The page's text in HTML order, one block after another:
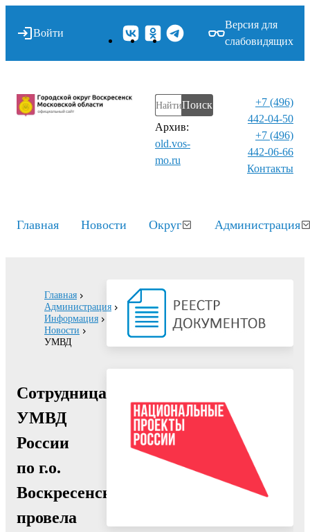
Войти
Версия для
слабовидящих
Поиск
Архив:
old.vos-
mo.ru
+7 (496)
442-04-50
+7 (496)
442-06-66
Контакты⁠
Главная Новости Округ Администрация
Главная
Администрация
Информация
Новости
УМВД
Сотрудница
УМВД
России
по г.о.
Воскресенск
провела